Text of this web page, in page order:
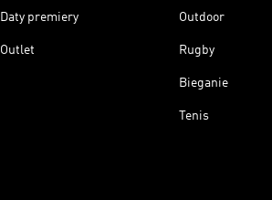
Daty premiery
Outlet
Outdoor
Rugby
Bieganie
Tenis